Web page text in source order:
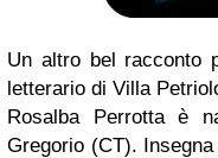
Un altro bel racconto
letterario di Villa
Rosalba Perrottaè
Gregorio (CT).